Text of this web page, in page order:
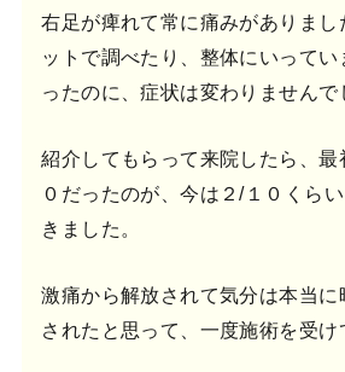
右足が痺れて常に痛みがありまし
ットで調べたり、整体にいってい
ったのに、症状は変わりませんで
紹介してもらって来院したら、最
０だったのが、今は２/１０くら
きました。
激痛から解放されて気分は本当に
されたと思って、一度施術を受け